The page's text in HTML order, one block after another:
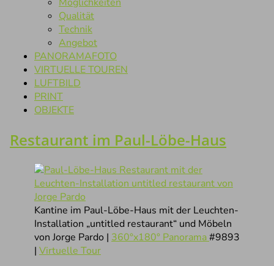
Qualität
Technik
Angebot
PANORAMAFOTO
VIRTUELLE TOUREN
LUFTBILD
PRINT
OBJEKTE
Restaurant im Paul-Löbe-Haus
Kantine im Paul-Löbe-Haus mit der Leuchten-
Installation „untitled restaurant“ und Möbeln
von Jorge Pardo | 360°x180° Panorama#9893
| Virtuelle Tour